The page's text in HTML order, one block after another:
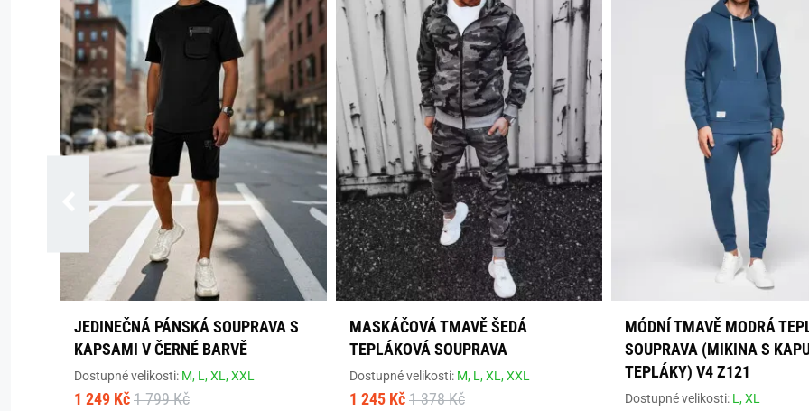
JEDINEČNÁ PÁNSKÁ SOUPRAVA S
KAPSAMI V ČERNÉ BARVĚ
Dostupné velikosti: M, L,XL,XXL
1 249 Kč 1 799 Kč
MASKÁČOVÁ TMAVĚ ŠEDÁ
TEPLÁKOVÁ SOUPRAVA
Dostupné velikosti: M, L,XL,XXL
1 245 Kč 1 378 Kč
MÓDNÍ TMAVĚ MODRÁ
SOUPRAVA (MIKINA S
TEPLÁKY) V4 Z121
Dostupné velikosti: L,XL